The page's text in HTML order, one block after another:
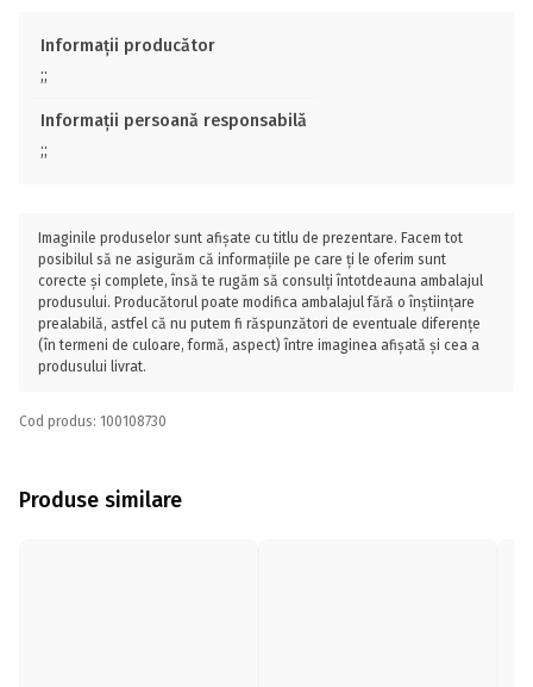
Informații producător
;;
Informații persoană responsabilă
;;
Imaginile produselor sunt afișate cu titlu de prezentare. Facem tot
posibilul să ne asigurăm că informațiile pe care ți le oferim sunt
corecte și complete, însă te rugăm să consulți întotdeauna ambalajul
produsului. Producătorul poate modifica ambalajul fără o înștiințare
prealabilă, astfel că nu putem fi răspunzători de eventuale diferențe
(în termeni de culoare, formă, aspect) între imaginea afișată și cea a
produsului livrat.
Cod produs: 100108730
Produse similare